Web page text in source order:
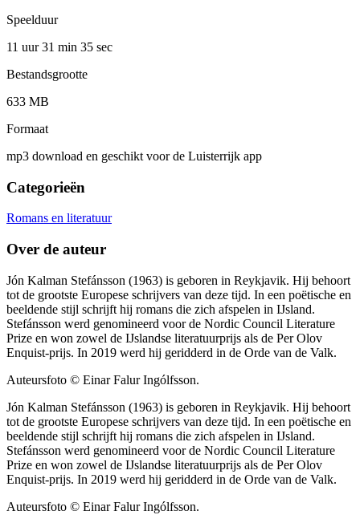
Speelduur
11 uur 31 min 35 sec
Bestandsgrootte
633 MB
Formaat
mp3 download en geschikt voor de Luisterrijk app
Categorieën
Romans en literatuur
Over de auteur
Jón Kalman Stefánsson (1963) is geboren in Reykjavik. Hij behoort
tot de grootste Europese schrijvers van deze tijd. In een poëtische en
beeldende stijl schrijft hij romans die zich afspelen in IJsland.
Stefánsson werd genomineerd voor de Nordic Council Literature
Prize en won zowel de IJslandse literatuurprijs als de Per Olov
Enquist-prijs. In 2019 werd hij geridderd in de Orde van de Valk.
Auteursfoto © Einar Falur Ingólfsson.
Jón Kalman Stefánsson (1963) is geboren in Reykjavik. Hij behoort
tot de grootste Europese schrijvers van deze tijd. In een poëtische en
beeldende stijl schrijft hij romans die zich afspelen in IJsland.
Stefánsson werd genomineerd voor de Nordic Council Literature
Prize en won zowel de IJslandse literatuurprijs als de Per Olov
Enquist-prijs. In 2019 werd hij geridderd in de Orde van de Valk.
Auteursfoto © Einar Falur Ingólfsson.